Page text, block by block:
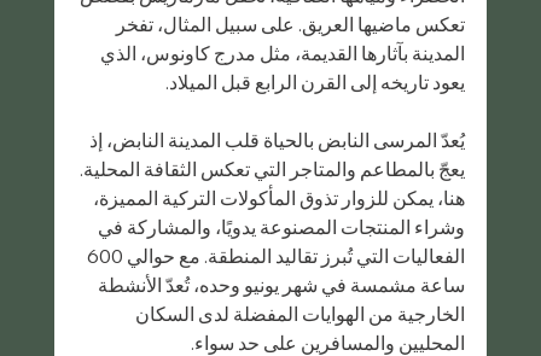
تعكس ماضيها العريق. على سبيل المثال، تفخر
المدينة بآثارها القديمة، مثل مدرج كاونوس، الذي
يعود تاريخه إلى القرن الرابع قبل الميلاد.
يُعدّ المرسى النابض بالحياة قلب المدينة النابض، إذ
يعجّ بالمطاعم والمتاجر التي تعكس الثقافة المحلية.
هنا، يمكن للزوار تذوق المأكولات التركية المميزة،
وشراء المنتجات المصنوعة يدويًا، والمشاركة في
الفعاليات التي تُبرز تقاليد المنطقة. مع حوالي 600
ساعة مشمسة في شهر يونيو وحده، تُعدّ الأنشطة
الخارجية من الهوايات المفضلة لدى السكان
المحليين والمسافرين على حد سواء.